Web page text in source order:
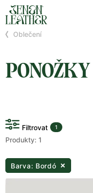
Oblečení
PONOŽKY
Filtrovat 1
Produkty: 1
Barva: Bordó